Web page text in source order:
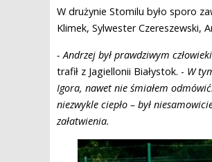
W drużynie Stomilu było sporo
Klimek, Sylwester Czereszewski,
- Andrzej był prawdziwym
trafił z Jagiellonii Białystok. - W
Igora, nawet nie śmiałem
niezwykle ciepło – był
załatwienia.